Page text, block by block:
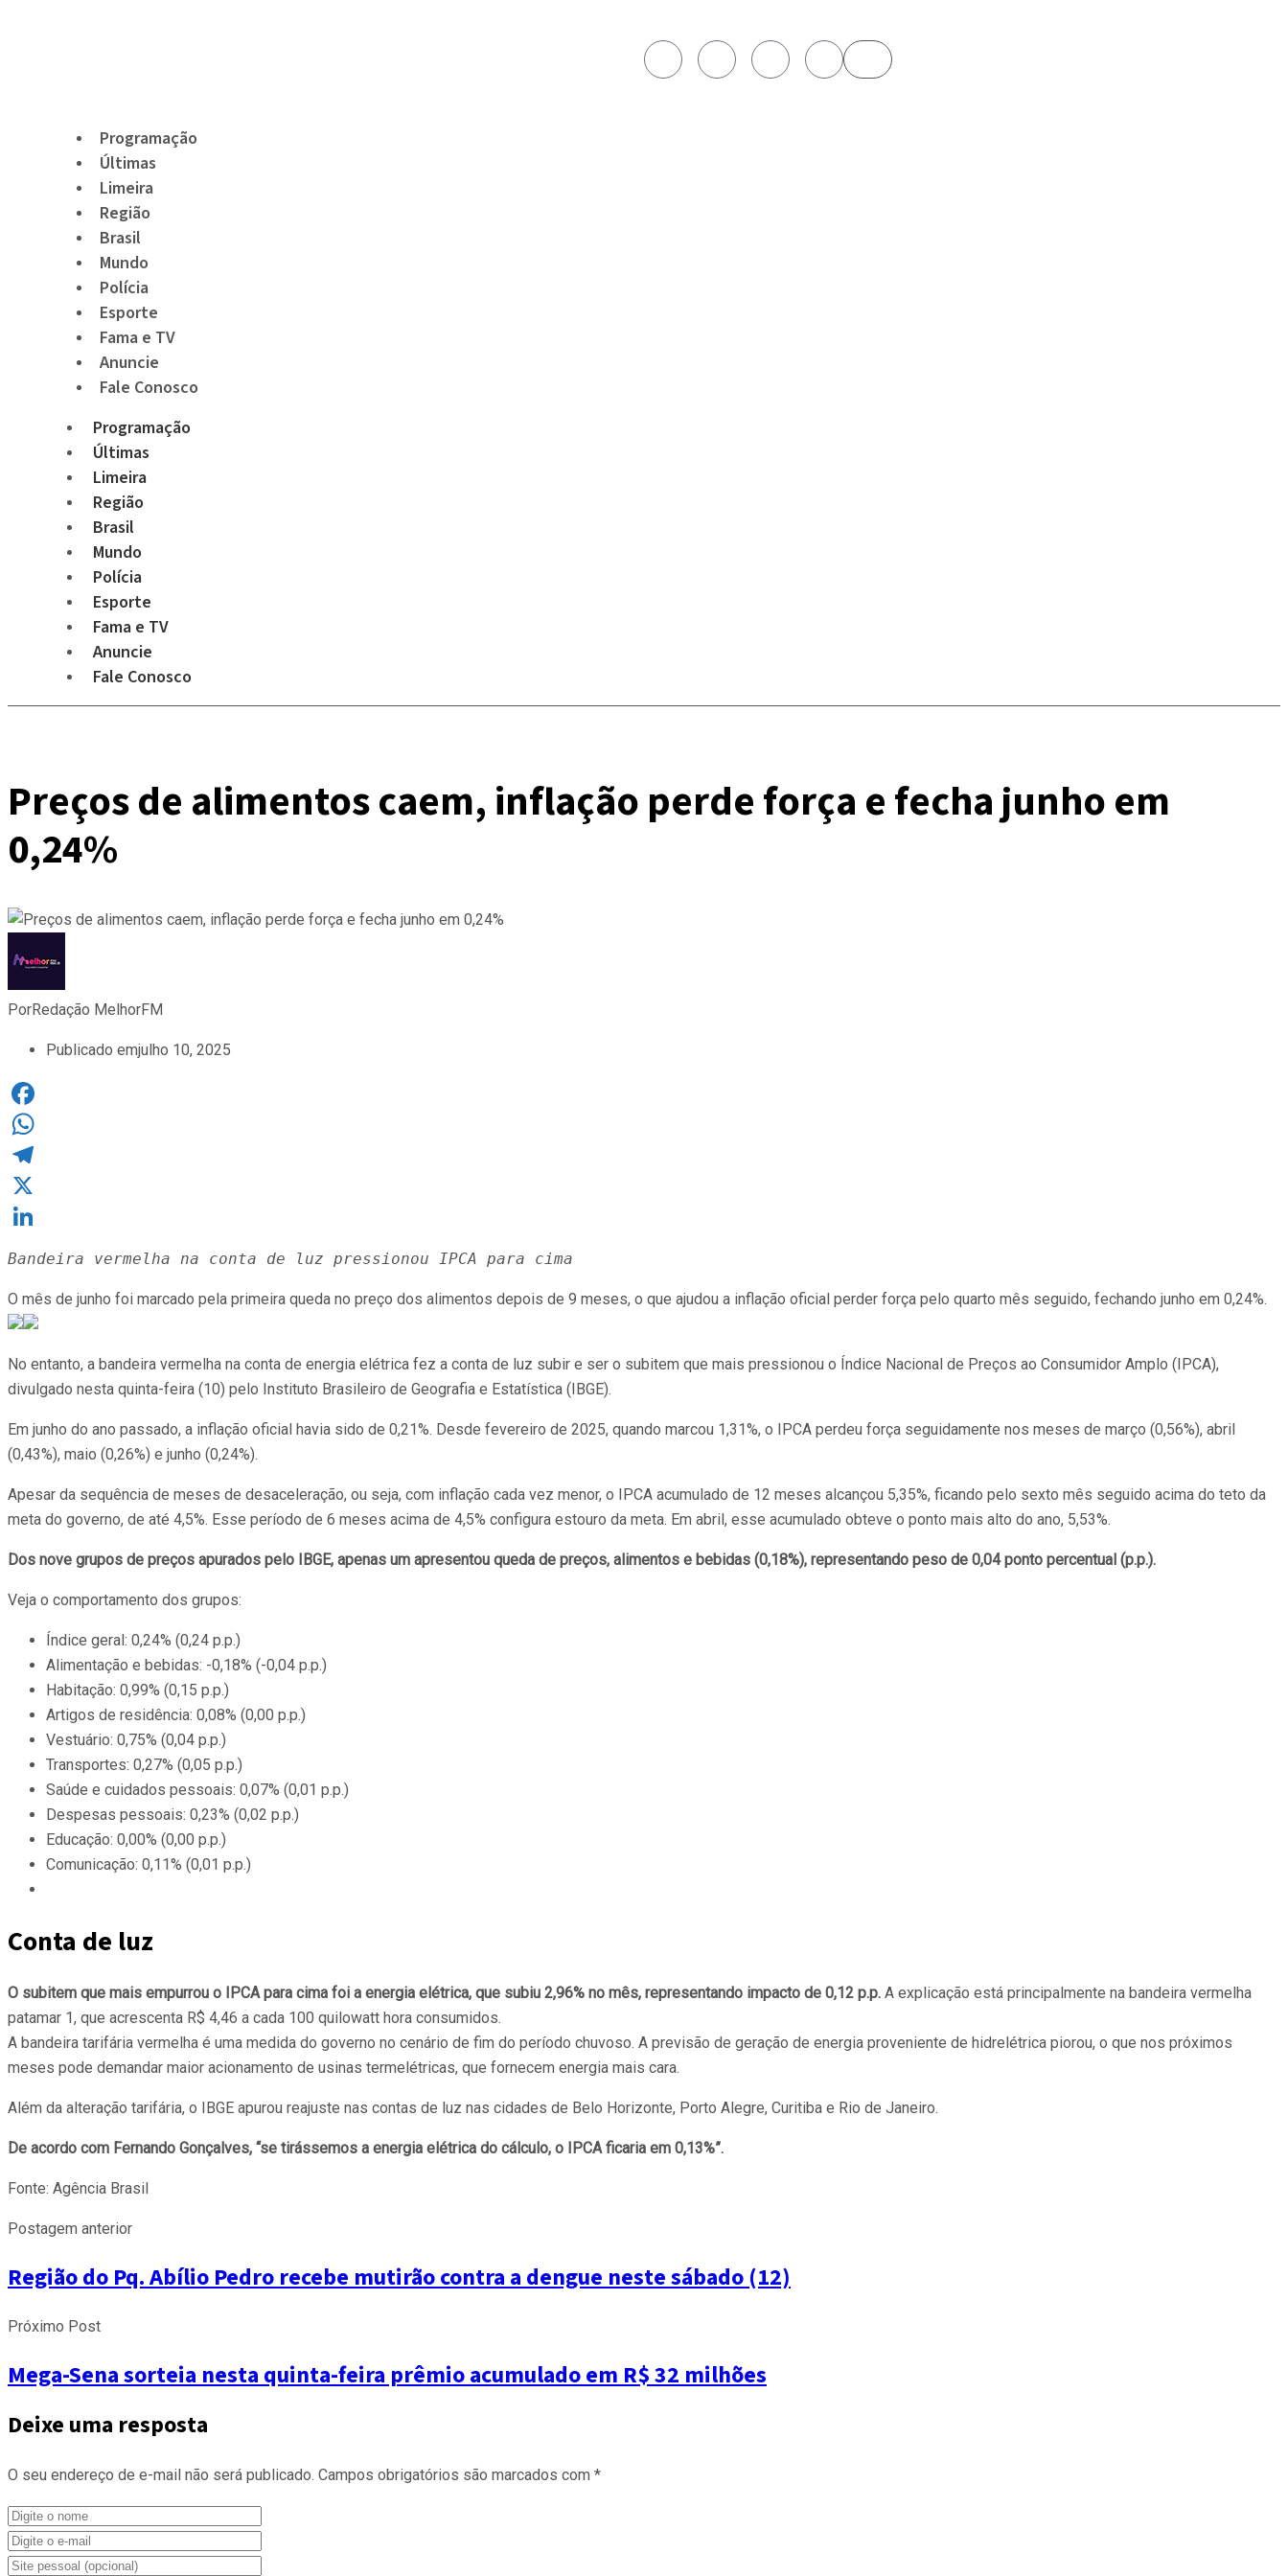
Programação
Últimas
Limeira
Região
Brasil
Mundo
Polícia
Esporte
Fama e TV
Anuncie
Fale Conosco
Programação
Últimas
Limeira
Região
Brasil
Mundo
Polícia
Esporte
Fama e TV
Anuncie
Fale Conosco
Preços de alimentos caem, inflação perde força e fecha junho em
0,24%
PorRedação MelhorFM
Publicado emjulho 10, 2025
Facebook
WhatsApp
Telegram
X
Bandeira vermelha na conta de luz pressionou IPCA para cima
O mês de junho foi marcado pela primeira queda no preço dos alimentos depois de 9 meses, o que ajudou a inflação oficial perder força pelo quarto mês seguido, fechando junho em 0,24%.
No entanto, a bandeira vermelha na conta de energia elétrica fez a conta de luz subir e ser o subitem que mais pressionou o Índice Nacional de Preços ao Consumidor Amplo (IPCA),
divulgado nesta quinta-feira (10) pelo Instituto Brasileiro de Geografia e Estatística (IBGE).
Em junho do ano passado, a inflação oficial havia sido de 0,21%. Desde fevereiro de 2025, quando marcou 1,31%, o IPCA perdeu força seguidamente nos meses de março (0,56%), abril
(0,43%), maio (0,26%) e junho (0,24%).
Apesar da sequência de meses de desaceleração, ou seja, com inflação cada vez menor, o IPCA acumulado de 12 meses alcançou 5,35%, ficando pelo sexto mês seguido acima do teto da
meta do governo, de até 4,5%. Esse período de 6 meses acima de 4,5% configura estouro da meta. Em abril, esse acumulado obteve o ponto mais alto do ano, 5,53%.
Dos nove grupos de preços apurados pelo IBGE, apenas um apresentou queda de preços, alimentos e bebidas (0,18%), representando peso de 0,04 ponto percentual (p.p.).
Veja o comportamento dos grupos:
Índice geral: 0,24% (0,24 p.p.)
Alimentação e bebidas: -0,18% (-0,04 p.p.)
Habitação: 0,99% (0,15 p.p.)
Artigos de residência: 0,08% (0,00 p.p.)
Vestuário: 0,75% (0,04 p.p.)
Transportes: 0,27% (0,05 p.p.)
Saúde e cuidados pessoais: 0,07% (0,01 p.p.)
Despesas pessoais: 0,23% (0,02 p.p.)
Educação: 0,00% (0,00 p.p.)
Comunicação: 0,11% (0,01 p.p.)
Conta de luz
O subitem que mais empurrou o IPCA para cima foi a energia elétrica, que subiu 2,96% no mês, representando impacto de 0,12 p.p. A explicação está principalmente na bandeira vermelha
patamar 1, que acrescenta R$ 4,46 a cada 100 quilowatt hora consumidos.
A bandeira tarifária vermelha é uma medida do governo no cenário de fim do período chuvoso. A previsão de geração de energia proveniente de hidrelétrica piorou, o que nos próximos
meses pode demandar maior acionamento de usinas termelétricas, que fornecem energia mais cara.
Além da alteração tarifária, o IBGE apurou reajuste nas contas de luz nas cidades de Belo Horizonte, Porto Alegre, Curitiba e Rio de Janeiro.
De acordo com Fernando Gonçalves, “se tirássemos a energia elétrica do cálculo, o IPCA ficaria em 0,13%”.
Fonte: Agência Brasil
Postagem anterior
Região do Pq. Abílio Pedro recebe mutirão contra a dengue neste sábado (12)
Próximo Post
Mega-Sena sorteia nesta quinta-feira prêmio acumulado em R$ 32 milhões
Deixe uma resposta
O seu endereço de e-mail não será publicado. Campos obrigatórios são marcados com *